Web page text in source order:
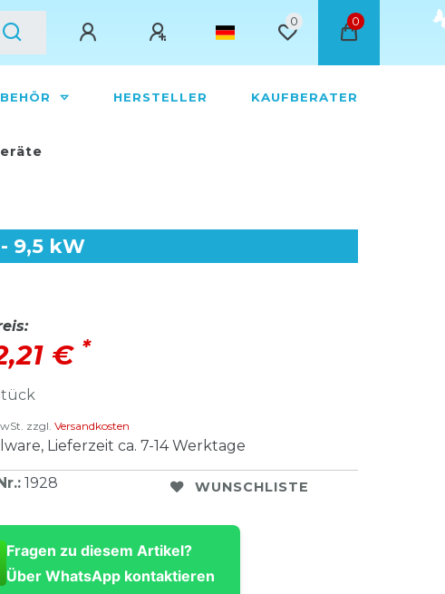
0 0
HERSTELLER KAUFBERATER
9,5 kW
€ *
zzgl. Versandkosten
Lieferzeit ca. 7-14 Werktage
: 1928 WUNSCHLISTE
Fragen zu diesem Artikel?
Über WhatsApp kontaktieren